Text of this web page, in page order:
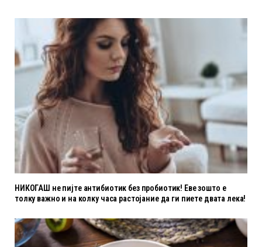
НИКОГАШ не пијте антибиотик без пробиотик! Еве зошто е
толку важно и на колку часа растојание да ги пиете двата лека!